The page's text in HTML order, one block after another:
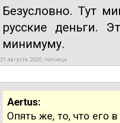
Безусловно. Тут
русские деньги.
минимуму.
21 августа 2020, пятница
Aertus:
Опять же, то, что его